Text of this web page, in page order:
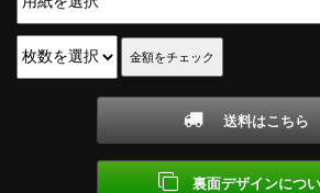
送料はこちら
裏面デザインにつ